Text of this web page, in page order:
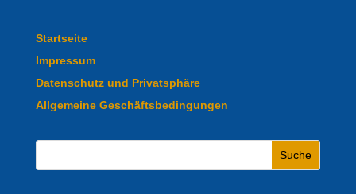
Startseite
Impressum
Datenschutz und Privatsphäre
Allgemeine Geschäftsbedingungen